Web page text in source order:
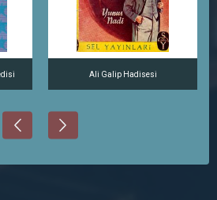
Ali Galip Hadisesi